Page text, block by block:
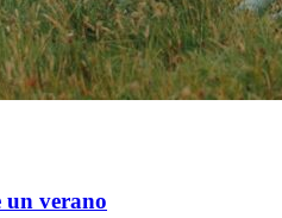
un verano